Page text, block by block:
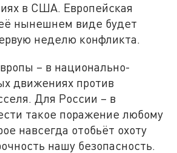
в США. Европейская
нынешнем виде будет
неделю конфликта.
– в национально-
движениях против
Для России – в
такое поражение любому
навсегда отобьёт охоту
нашу безопасность.